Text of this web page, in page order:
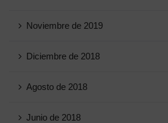
Noviembre de 2019
Diciembre de 2018
Agosto de 2018
Junio ​​de 2018